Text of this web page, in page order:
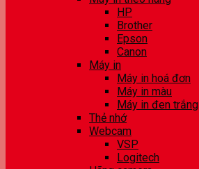
HP
Brother
Epson
Canon
Máy in
Máy in hoá đơn
Máy in màu
Máy in đen trắng
Thẻ nhớ
Webcam
VSP
Logitech